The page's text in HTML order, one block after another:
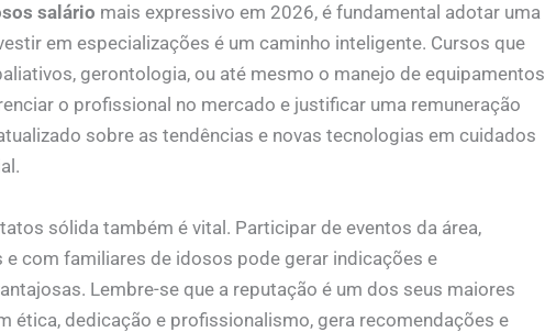
salário mais expressivo em 2026, é fundamental adotar uma
em especializações é um caminho inteligente. Cursos que
gerontologia, ou até mesmo o manejo de equipamentos
o profissional no mercado e justificar uma remuneração
sobre as tendências e novas tecnologias em cuidados
sólida também é vital. Participar de eventos da área,
com familiares de idosos pode gerar indicações e
Lembre-se que a reputação é um dos seus maiores
ética, dedicação e profissionalismo, gera recomendações e